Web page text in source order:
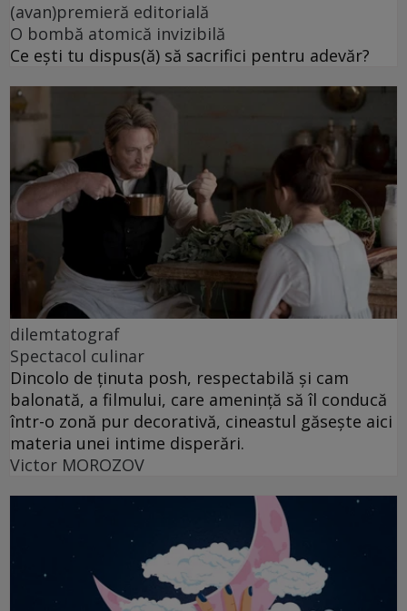
(avan)premieră editorială
O bombă atomică invizibilă
Ce ești tu dispus(ă) să sacrifici pentru adevăr?
dilemtatograf
Spectacol culinar
Dincolo de ținuta posh, respectabilă și cam
balonată, a filmului, care amenință să îl conducă
într-o zonă pur decorativă, cineastul găsește aici
materia unei intime disperări.
Victor MOROZOV